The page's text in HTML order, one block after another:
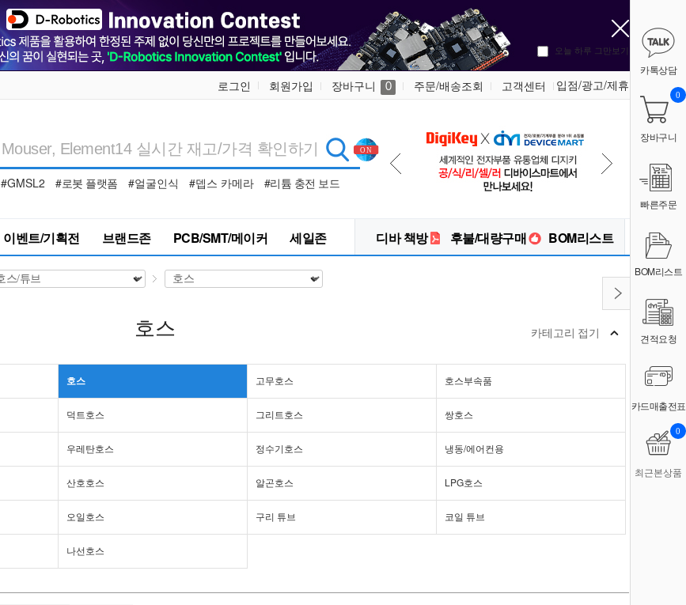
오늘 하루 그만보기
로그인 회원가입 장바구니 0 주문/배송조회 고객센터 입점/광고/제휴
#GMSL2 #로봇 플랫폼 #얼굴인식 #뎁스 카메라 #리튬 충전 보드
이벤트/기획전 브랜드존 PCB/SMT/메이커 세일존 디바 책방 후불/대량구매 BOM리스트
카톡상담
장바구니
0
빠른주문
BOM리스트
견적요청
카드매출전표
최근본상품
0
호스 카테고리 접기
호스 고무호스 호스부속품
덕트호스 그리트호스 쌍호스
우레탄호스 정수기호스 냉동/에어컨용
산호호스 알곤호스 LPG호스
오일호스 구리 튜브 코일 튜브
나선호스